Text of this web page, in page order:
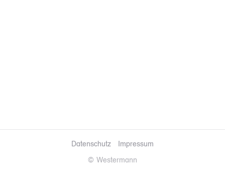
Datenschutz Impressum
© Westermann